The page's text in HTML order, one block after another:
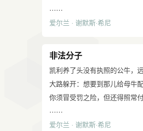
变得益发陌生，当你继续站着集
然后被那挡住视线的东西吸引住
在算我家的田产收入，
用亩、码、英尺做单位。
算学和恐惧。
我坐着注视他那发亮的手枪皮
盖子紧扣着，有绳子
连结着枪托。
铁铲切进了砾石累累的土地：
我爹在挖土。我向下望
弯下去，伸上来，二十年来
……
爱尔兰 · 谢默斯·希尼
非法分子
凯利养了头没有执照的公牛，
大路躲开：想要到那儿给母牛配
你须冒受罚之险，但还得照常付
有一回我拽着一头紧张的弗里斯
穿过花絮蓬松的赤杨林荫小路，
……
爱尔兰 · 谢默斯·希尼